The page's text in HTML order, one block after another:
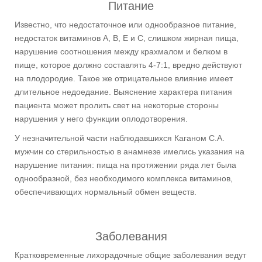
Питание
Известно, что недостаточное или однообразное питание,
недостаток витаминов А, В, Е и С, слишком жирная пища,
нарушение соотношения между крахмалом и белком в
пище, которое должно составлять 4-7:1, вредно действуют
на плодородие. Такое же отрицательное влияние имеет
длительное недоедание. Выяснение характера питания
пациента может пролить свет на некоторые стороны
нарушения у него функции оплодотворения.
У незначительной части наблюдавшихся Каганом С.А.
мужчин со стерильностью в анамнезе имелись указания на
нарушение питания: пища на протяжении ряда лет была
однообразной, без необходимого комплекса витаминов,
обеспечивающих нормальный обмен веществ.
Заболевания
Кратковременные лихорадочные общие заболевания ведут